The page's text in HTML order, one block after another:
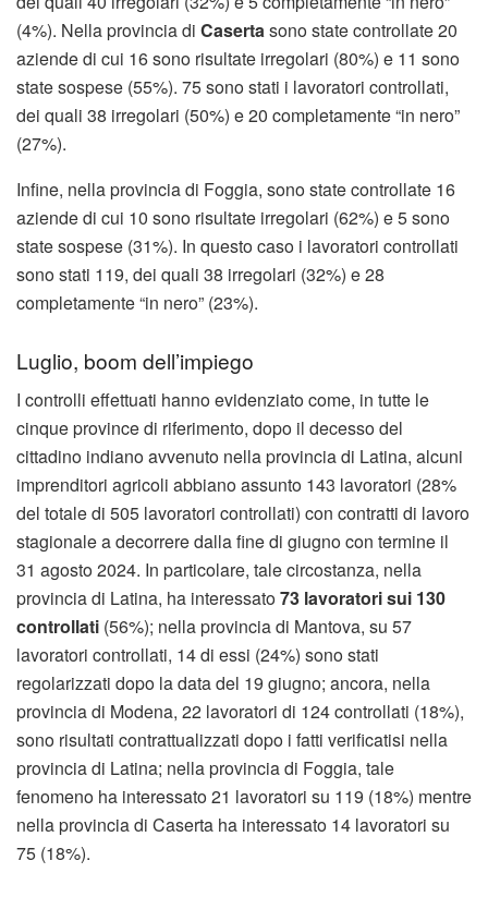
(4%). Nella provincia di Casertasono state controllate 20
aziende di cui 16 sono risultate irregolari (80%) e 11 sono
state sospese (55%). 75 sono stati i lavoratori controllati,
dei quali 38 irregolari (50%) e 20 completamente “in nero”
(27%).
Infine, nella provincia di Foggia, sono state controllate 16
aziende di cui 10 sono risultate irregolari (62%) e 5 sono
state sospese (31%). In questo caso i lavoratori controllati
sono stati 119, dei quali 38 irregolari (32%) e 28
completamente “in nero” (23%).
Luglio, boom dell’impiego
I controlli effettuati hanno evidenziato come, in tutte le
cinque province di riferimento, dopo il decesso del
cittadino indiano avvenuto nella provincia di Latina, alcuni
imprenditori agricoli abbiano assunto 143 lavoratori (28%
del totale di 505 lavoratori controllati) con contratti di lavoro
stagionale a decorrere dalla fine di giugno con termine il
31 agosto 2024. In particolare, tale circostanza, nella
provincia di Latina, ha interessato73 lavoratori sui 130
controllati (56%); nella provincia di Mantova, su 57
lavoratori controllati, 14 di essi (24%) sono stati
regolarizzati dopo la data del 19 giugno; ancora, nella
provincia di Modena, 22 lavoratori di 124 controllati (18%),
sono risultati contrattualizzati dopo i fatti verificatisi nella
provincia di Latina; nella provincia di Foggia, tale
fenomeno ha interessato 21 lavoratori su 119 (18%) mentre
nella provincia di Caserta ha interessato 14 lavoratori su
75 (18%).